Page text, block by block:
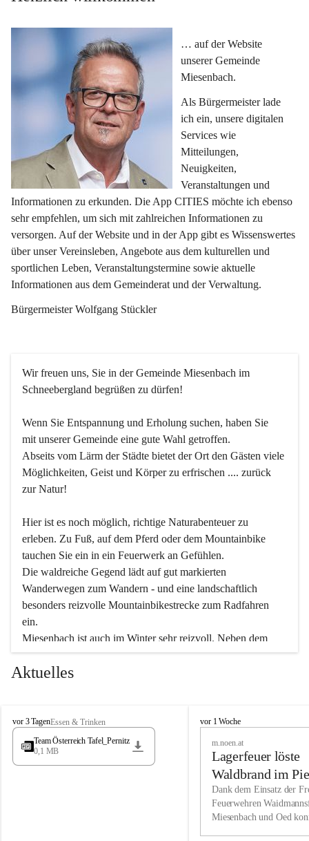
… auf der Website
unserer Gemeinde
Miesenbach.
Als Bürgermeister lade
ich ein, unsere digitalen
Services wie
Mitteilungen,
Neuigkeiten,
Veranstaltungen und
Informationen zu erkunden. Die App CITIES möchte ich ebenso
sehr empfehlen, um sich mit zahlreichen Informationen zu
versorgen. Auf der Website und in der App gibt es Wissenswertes
über unser Vereinsleben, Angebote aus dem kulturellen und
sportlichen Leben, Veranstaltungstermine sowie aktuelle
Informationen aus dem Gemeinderat und der Verwaltung.
Bürgermeister Wolfgang Stückler
Wir freuen uns, Sie in der Gemeinde Miesenbach im
Schneebergland begrüßen zu dürfen!
Wenn Sie Entspannung und Erholung suchen, haben Sie
mit unserer Gemeinde eine gute Wahl getroffen.
Abseits vom Lärm der Städte bietet der Ort den Gästen viele
Möglichkeiten, Geist und Körper zu erfrischen .... zurück
zur Natur!
Hier ist es noch möglich, richtige Naturabenteuer zu
erleben. Zu Fuß, auf dem Pferd oder dem Mountainbike
tauchen Sie ein in ein Feuerwerk an Gefühlen.
Die waldreiche Gegend lädt auf gut markierten
Wanderwegen zum Wandern - und eine landschaftlich
besonders reizvolle Mountainbikestrecke zum Radfahren
ein.
Miesenbach ist auch im Winter sehr reizvoll. Neben dem
Eisstockschießen gibt es auf dem nahe gelegenen Unterberg
wunderschöne Naturschneepisten, die zum Schifahren oder
vielfältige Angebot unserer Kulturvereine.
Überzeugen Sie sich selbst, dass Sie in Miesenbach sowie
in den Beherbergungsbetrieben, Gaststätten und urigen
Wir kennen Miesenbach als lebens- und liebenswerten Ort.
Tradition und Innovation werden ebenso groß geschrieben
Aktuelles
M
i
s
vor 3 TagenEssen & Trinken
Team Österreich Tafel_Pernitz
0,1 MB
M
h
vor 1 Woche
m.noen.at
Lagerfeuer löste
Waldbrand im
aus
Dank dem Einsatz der
Feuerwehren
Miesenbach und Oed